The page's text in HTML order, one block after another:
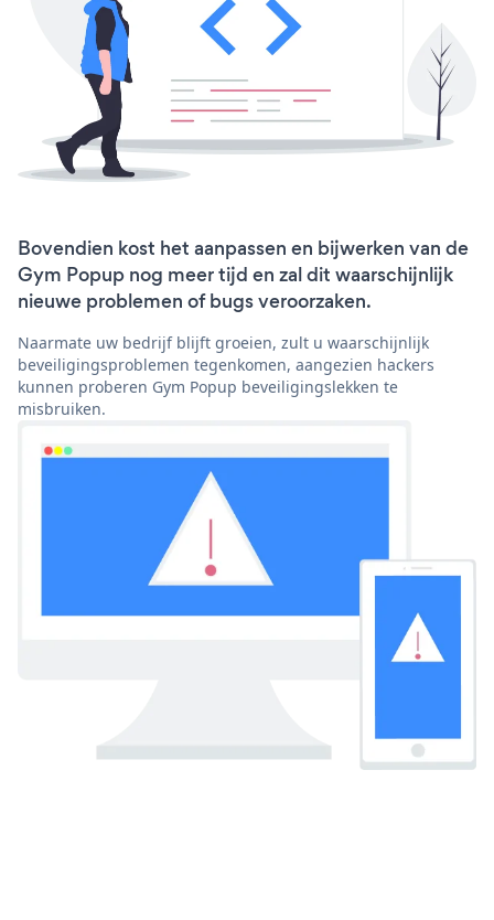
Bovendien kost het aanpassen en bijwerken van de
Gym Popup nog meer tijd en zal dit waarschijnlijk
nieuwe problemen of bugs veroorzaken.
Naarmate uw bedrijf blijft groeien, zult u waarschijnlijk
beveiligingsproblemen tegenkomen, aangezien hackers
kunnen proberen Gym Popup beveiligingslekken te
misbruiken.